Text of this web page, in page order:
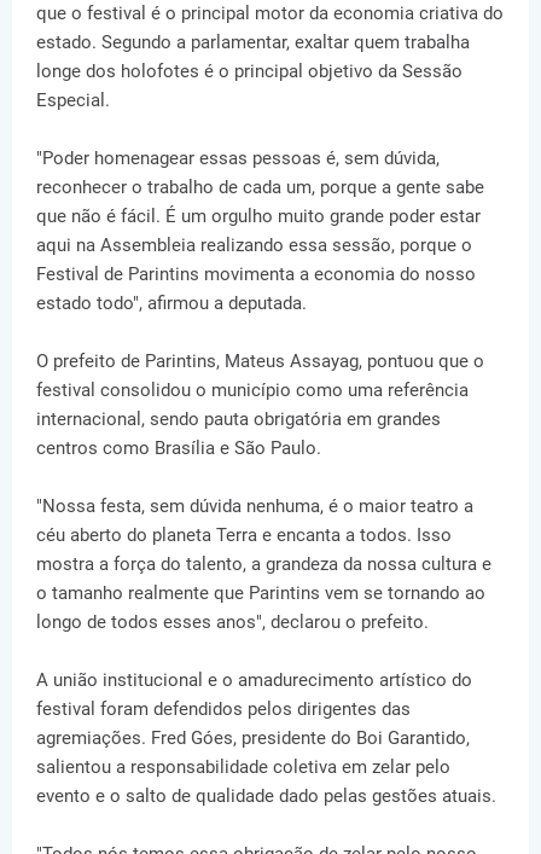
que o festival é o principal motor da economia criativa do
estado. Segundo a parlamentar, exaltar quem trabalha
longe dos holofotes é o principal objetivo da Sessão
Especial.
"Poder homenagear essas pessoas é, sem dúvida,
reconhecer o trabalho de cada um, porque a gente sabe
que não é fácil. É um orgulho muito grande poder estar
aqui na Assembleia realizando essa sessão, porque o
Festival de Parintins movimenta a economia do nosso
estado todo", afirmou a deputada.
O prefeito de Parintins, Mateus Assayag, pontuou que o
festival consolidou o município como uma referência
internacional, sendo pauta obrigatória em grandes
centros como Brasília e São Paulo.
"Nossa festa, sem dúvida nenhuma, é o maior teatro a
céu aberto do planeta Terra e encanta a todos. Isso
mostra a força do talento, a grandeza da nossa cultura e
o tamanho realmente que Parintins vem se tornando ao
longo de todos esses anos", declarou o prefeito.
A união institucional e o amadurecimento artístico do
festival foram defendidos pelos dirigentes das
agremiações. Fred Góes, presidente do Boi Garantido,
salientou a responsabilidade coletiva em zelar pelo
evento e o salto de qualidade dado pelas gestões atuais.